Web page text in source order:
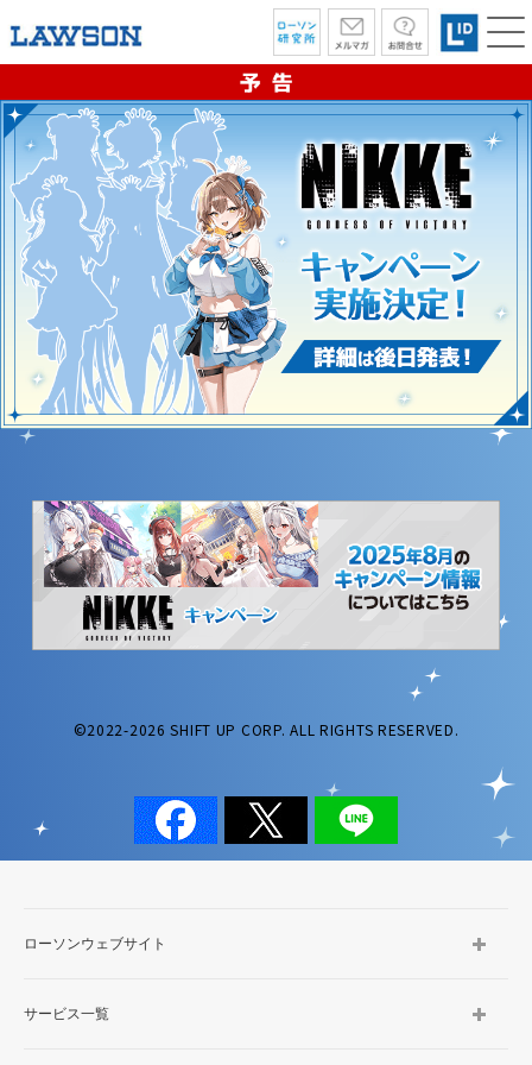
©2022-2026 SHIFT UP CORP. ALL RIGHTS RESERVED.
ローソンウェブサイト
サービス一覧